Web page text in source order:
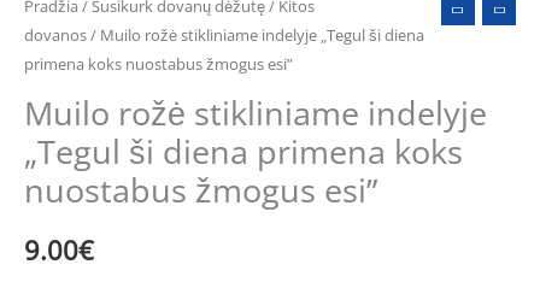
Pradžia / Susikurk dovanų dėžutę/ Kitos
dovanos/ Muilo rožė stikliniame indelyje „Tegul ši diena
primena koks nuostabus žmogus esi”
Muilo rožė stikliniame indelyje
„Tegul ši diena primena koks
nuostabus žmogus esi”
9.00€